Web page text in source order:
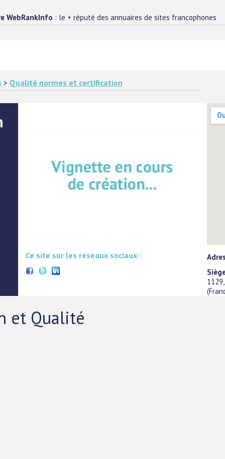
WebRankInfo : le + réputé des annuaires de sites francophones
> Qualité normes et certification
Ce site sur les réseaux sociaux :
(
et Qualité